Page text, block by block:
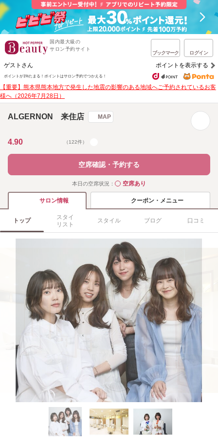
国内最大級の
サロン予約サイト
ブックマーク ログイン
ゲストさん ポイントを表示する
ポイントが1%たまる！ ポイントはサロン予約でつかえる！
【重要】熊本県熊本地方で発生した地震の影響のある地域へご予約されているお客
様へ（2026年7月28日）
ALGERNON 来住店 MAP
4.90 （122件）
空席確認・予約する
本日の空席状況： ◯空席あり
サロン情報 クーポン・メニュー
トップ
スタイ
リスト
スタイル ブログ 口コミ